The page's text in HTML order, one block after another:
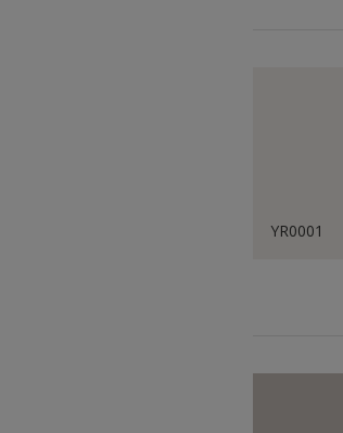
YR0001